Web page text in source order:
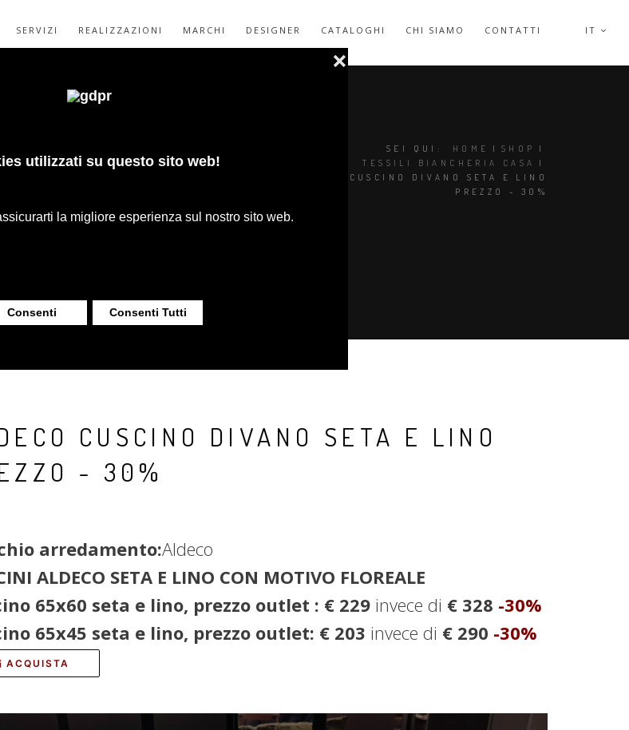
IT
SERVIZI REALIZZAZIONI MARCHI DESIGNER CATALOGHI CHI SIAMO CONTATTI
- 30%
B&B ITALIA, DE PADOVA,
E TESSUTI MISSONI,
GROPPI OLUCE.
SEI QUI: HOME | SHOP
|
TESSILI BIANCHERIA CASA
|
ALDECO CUSCINO DIVANO SETA E LINO
PREZZO - 30%
CUSCINO DIVANO SETA E LINO
- 30%
arredamento:Aldeco
ALDECO SETA E LINO CON MOTIVO FLOREALE
65x60 seta e lino, prezzo outlet : € 229 invece di € 328 -30%
65x45 seta e lino, prezzo outlet: € 203 invece di € 290 -30%
ACQUISTA